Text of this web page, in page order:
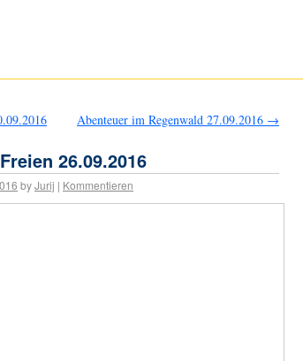
Abenteuer im Regenwald 27.09.2016 →
26.09.2016
byJurij | Kommentieren